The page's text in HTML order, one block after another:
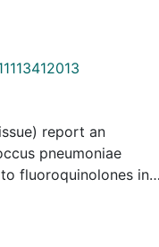
report an
pneumoniae
fluoroquinolones in
in Barcelona,
(2.0 percent) were